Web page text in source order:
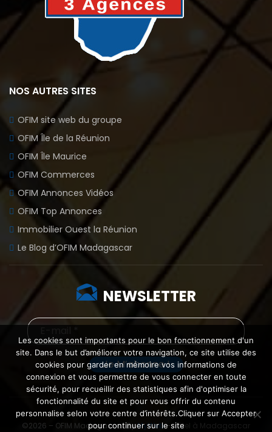
NOS AUTRES SITES
OFIM site web du groupe
OFIM Île de la Réunion
OFIM Île Maurice
OFIM Commerces
OFIM Annonces Vidéos
OFIM Top Annonces
Immobilier Ouest la Réunion
Le Blog d’OFIM Madagascar
NEWSLETTER
©2026 – OFIM Madagascar ByMyWeb–Hôtel à Madagascar
Les cookies sont importants pour le bon fonctionnement d'un
site. Dans le but d’améliorer votre navigation, ce site utilise des
cookies pour garder en mémoire vos informations de
connexion et vous permettre de vous connecter en toute
sécurité, pour recueillir des statistiques afin d'optimiser la
fonctionnalité du site et pour vous offrir du contenu
personnalise selon votre centre d’intérêts.Cliquer sur Accepter
pour continuer sur le site